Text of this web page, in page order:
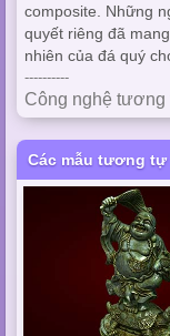
composite. Những
quyết riêng đã
nhiên của đá quý
----------
Công nghệ
Các mẫu tương tự